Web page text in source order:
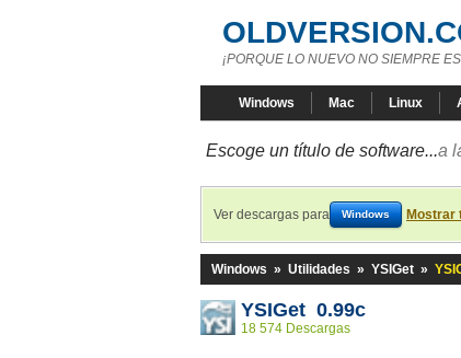
¡PORQUE LO NUEVO NO SIEMPRE
Windows Mac Linux
Escoge un título de software...a
Ver descargas para Windows Mostrar
Windows » Utilidades » YSIGet »
YSIGet 0.99c
18 574 Descargas